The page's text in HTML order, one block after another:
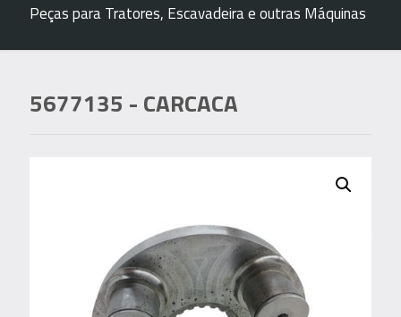
Peças para Tratores, Escavadeira e outras Máquinas
5677135 - CARCACA